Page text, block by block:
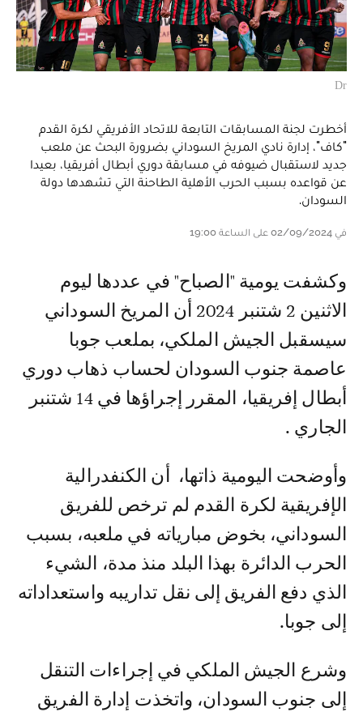
Dr
أخطرت لجنة المسابقات التابعة للاتحاد الأفريقي لكرة القدم
"كاف"، إدارة نادي المريخ السوداني بضرورة البحث عن ملعب
جديد لاستقبال ضيوفه في مسابقة دوري أبطال أفريقيا، بعيدا
عن قواعده بسبب الحرب الأهلية الطاحنة التي تشهدها دولة
السودان.
في 02/09/2024 على الساعة 19:00
وكشفت يومية "الصباح" في عددها ليوم
الاثنين 2 شتنبر 2024 أن المريخ السوداني
سيسقبل الجيش الملكي، بملعب جوبا
عاصمة جنوب السودان لحساب ذهاب دوري
أبطال إفريقيا، المقرر إجراؤها في 14 شتنبر
الجاري .
وأوضحت اليومية ذاتها، أن الكنفدرالية
الإفريقية لكرة القدم لم ترخص للفريق
السوداني، بخوض مبارياته في ملعبه، بسبب
الحرب الدائرة بهذا البلد منذ مدة، الشيء
الذي دفع الفريق إلى نقل تداريبه واستعداداته
إلى جوبا.
وشرع الجيش الملكي في إجراءات التنقل
إلى جنوب السودان، واتخذت إدارة الفريق